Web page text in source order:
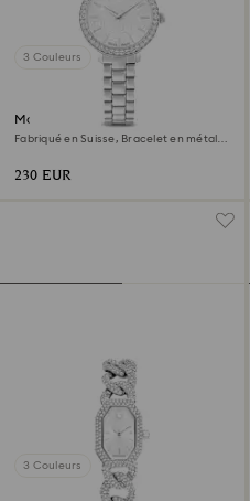
3 Couleurs
Montre Matrix 3-link
Fabriqué en Suisse, Bracelet en métal,
230 EUR
3 Couleurs